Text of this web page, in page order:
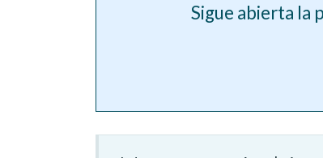
Sigue abierta la